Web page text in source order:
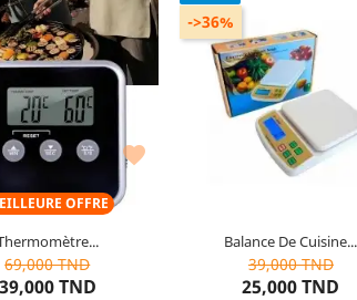

OFFRE
69,000 TND
39,000 TND
articles restants Balance De Cuisine...
39,000 TND
25,000 TND
->36%
10articles restants